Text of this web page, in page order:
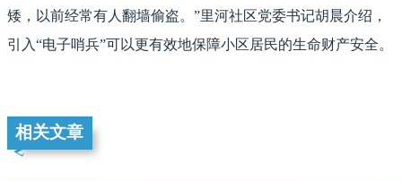
矮，以前经常有人翻墙偷盗。”里河社区党委书记胡晨介绍，
引入“电子哨兵”可以更有效地保障小区居民的生命财产安全。
相关文章